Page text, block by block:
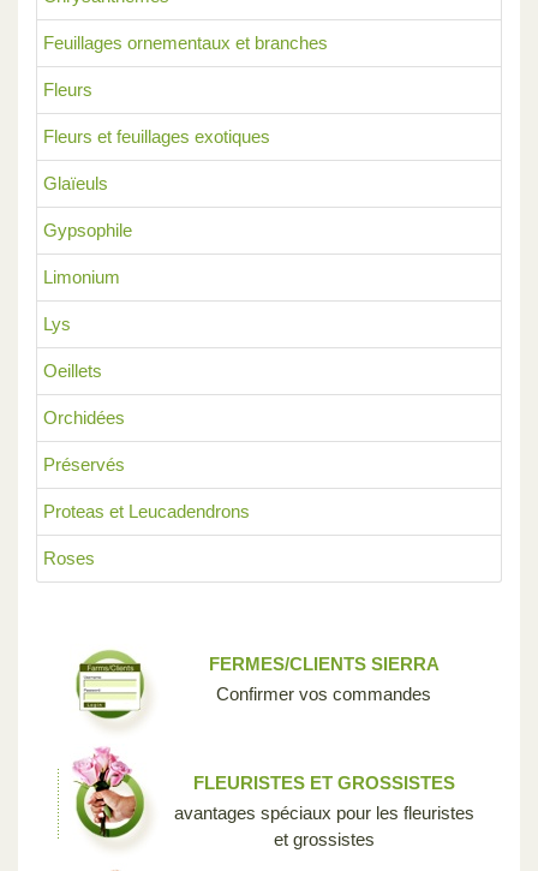
Feuillages ornementaux et branches
Fleurs
Fleurs et feuillages exotiques
Glaïeuls
Gypsophile
Limonium
Lys
Oeillets
Orchidées
Préservés
Proteas et Leucadendrons
Roses
FERMES/CLIENTS SIERRA
Confirmer vos commandes
FLEURISTES ET GROSSISTES
avantages spéciaux pour les fleuristes
et grossistes